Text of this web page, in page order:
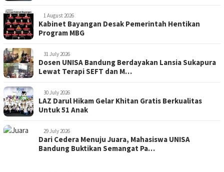
1 August 2026
Kabinet Bayangan Desak Pemerintah Hentikan
Program MBG
31 July 2026
Dosen UNISA Bandung Berdayakan Lansia Sukapura
Lewat Terapi SEFT dan M…
30 July 2026
LAZ Darul Hikam Gelar Khitan Gratis Berkualitas
Untuk 51 Anak
29 July 2026
Dari Cedera Menuju Juara, Mahasiswa UNISA
Bandung Buktikan Semangat Pa…